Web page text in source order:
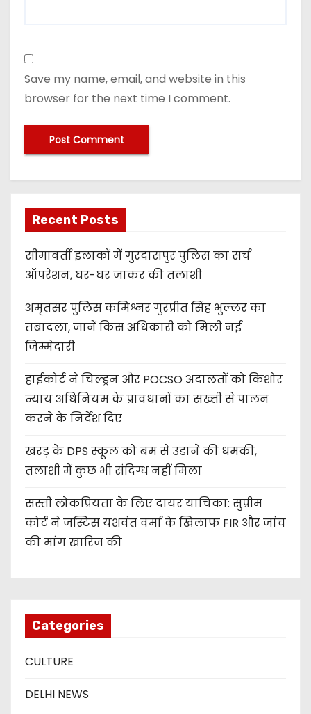
Save my name, email, and website in this
browser for the next time I comment.
Recent Posts
सीमावर्ती इलाकों में गुरदासपुर पुलिस का सर्च
ऑपरेशन, घर-घर जाकर की तलाशी
अमृतसर पुलिस कमिश्नर गुरप्रीत सिंह भुल्लर का
तबादला, जानें किस अधिकारी को मिली नई
जिम्मेदारी
हाईकोर्ट ने चिल्ड्रन और POCSO अदालतों को किशोर
न्याय अधिनियम के प्रावधानों का सख्ती से पालन
करने के निर्देश दिए
खरड़ के DPS स्कूल को बम से उड़ाने की धमकी,
तलाशी में कुछ भी संदिग्ध नहीं मिला
सस्ती लोकप्रियता के लिए दायर याचिका: सुप्रीम
कोर्ट ने जस्टिस यशवंत वर्मा के खिलाफ FIR और जांच
की मांग खारिज की
Categories
CULTURE
DELHI NEWS